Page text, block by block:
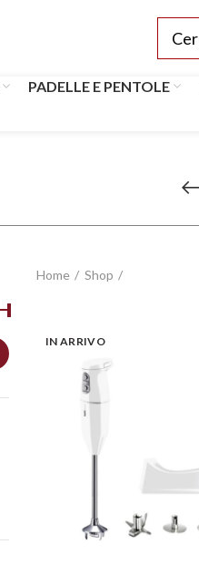
PADELLE E PENTOLE
Home Shop
IN ARRIVO